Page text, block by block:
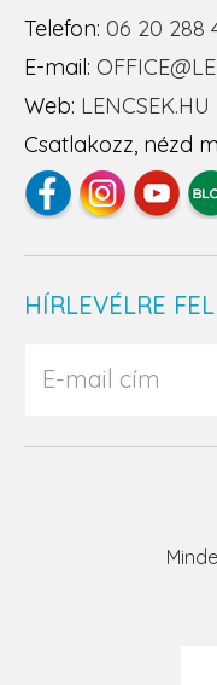
Telefon: 06 20 288
E-mail:
Web: LENCSEK.HU
Csatlakozz, nézd
HÍRLEVÉLRE